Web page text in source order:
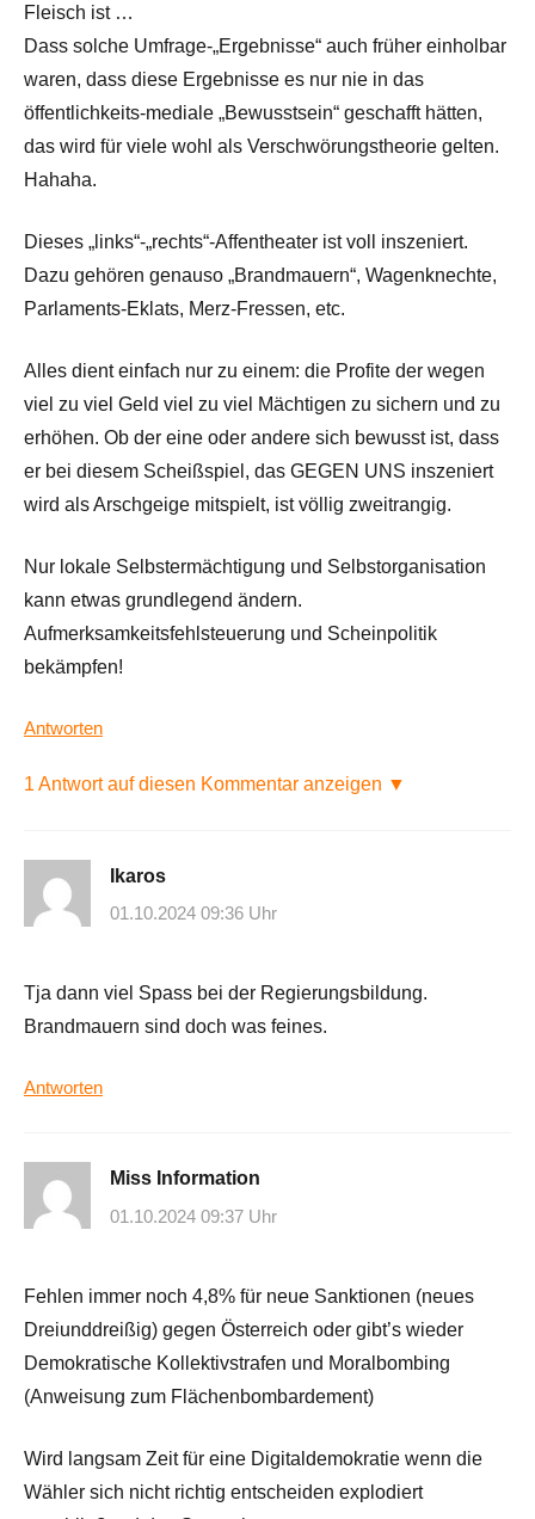
Fleisch ist …
Dass solche Umfrage-„Ergebnisse“ auch früher einholbar
waren, dass diese Ergebnisse es nur nie in das
öffentlichkeits-mediale „Bewusstsein“ geschafft hätten,
das wird für viele wohl als Verschwörungstheorie gelten.
Hahaha.
Dieses „links“-„rechts“-Affentheater ist voll inszeniert.
Dazu gehören genauso „Brandmauern“, Wagenknechte,
Parlaments-Eklats, Merz-Fressen, etc.
Alles dient einfach nur zu einem: die Profite der wegen
viel zu viel Geld viel zu viel Mächtigen zu sichern und zu
erhöhen. Ob der eine oder andere sich bewusst ist, dass
er bei diesem Scheißspiel, das GEGEN UNS inszeniert
wird als Arschgeige mitspielt, ist völlig zweitrangig.
Nur lokale Selbstermächtigung und Selbstorganisation
kann etwas grundlegend ändern.
Aufmerksamkeitsfehlsteuerung und Scheinpolitik
bekämpfen!
Antworten
1 Antwort auf diesen Kommentar anzeigen ▼
Ikaros
01.10.2024 09:36 Uhr
Tja dann viel Spass bei der Regierungsbildung.
Brandmauern sind doch was feines.
Antworten
Miss Information
01.10.2024 09:37 Uhr
Fehlen immer noch 4,8% für neue Sanktionen (neues
Dreiunddreißig) gegen Österreich oder gibt’s wieder
Demokratische Kollektivstrafen und Moralbombing
(Anweisung zum Flächenbombardement)
Wird langsam Zeit für eine Digitaldemokratie wenn die
Wähler sich nicht richtig entscheiden explodiert